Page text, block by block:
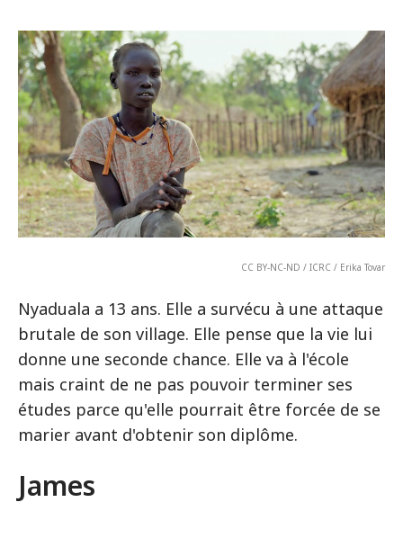
CC BY-NC-ND / ICRC / Erika Tovar
Nyaduala a 13 ans. Elle a survécu à une attaque
brutale de son village. Elle pense que la vie lui
donne une seconde chance. Elle va à l'école
mais craint de ne pas pouvoir terminer ses
études parce qu'elle pourrait être forcée de se
marier avant d'obtenir son diplôme.
James